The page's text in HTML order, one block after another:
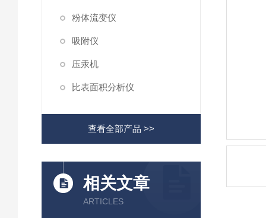
粉体流变仪
吸附仪
压汞机
比表面积分析仪
查看全部产品 >>
相关文章
ARTICLES